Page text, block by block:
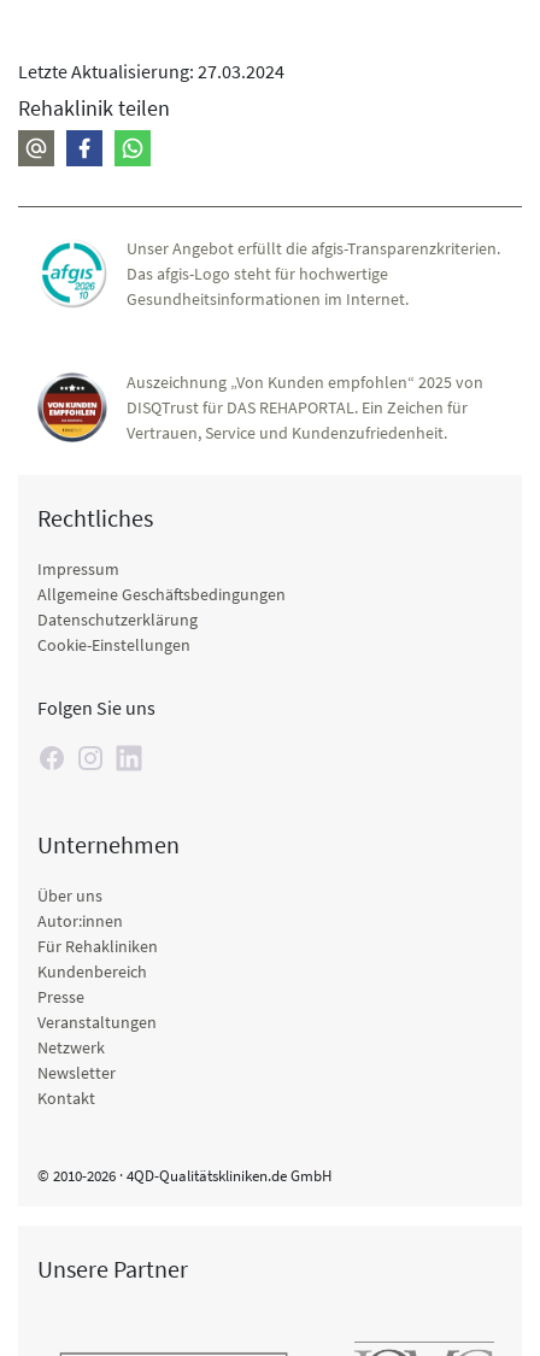
Letzte Aktualisierung: 27.03.2024
Rehaklinik teilen
Unser Angebot erfüllt die afgis-Transparenzkriterien.
Das afgis-Logo steht für hochwertige
Gesundheitsinformationen im Internet.
Auszeichnung „Von Kunden empfohlen“ 2025 von
DISQTrust für DAS REHAPORTAL. Ein Zeichen für
Vertrauen, Service und Kundenzufriedenheit.
Rechtliches
Impressum
Allgemeine Geschäftsbedingungen
Datenschutzerklärung
Cookie-Einstellungen
Folgen Sie uns
Unternehmen
Über uns
Autor:innen
Für Rehakliniken
Kundenbereich
Presse
Veranstaltungen
Netzwerk
Newsletter
Kontakt
© 2010-2026 · 4QD-Qualitätskliniken.de GmbH
Unsere Partner